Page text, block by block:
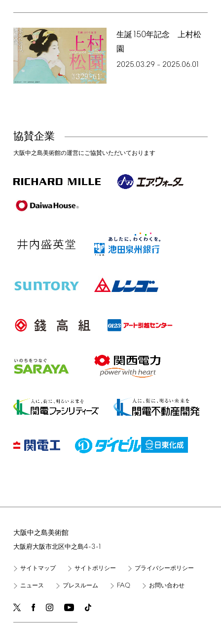
生誕 150年記念 上村松
園
2025.03.29– 2025.06.01
協賛企業
大阪中之島美術館の運営にご協賛いただいております
大阪中之島美術館
大阪府大阪市北区中之島4-3-1
サイトマップ サイトポリシー プライバシーポリシー
ニュース プレスルーム FAQ お問い合わせ